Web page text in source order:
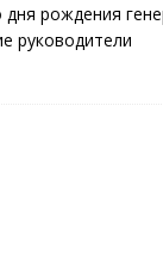
рождения
руководители